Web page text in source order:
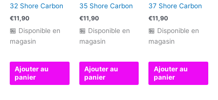
32 Shore Carbon
€11,90
🏪 Disponible en
magasin
Ajouter au
panier
35 Shore Carbon
€11,90
🏪 Disponible en
magasin
Ajouter au
panier
37 Shore Carbon
€11,90
🏪 Disponible en
magasin
Ajouter au
panier